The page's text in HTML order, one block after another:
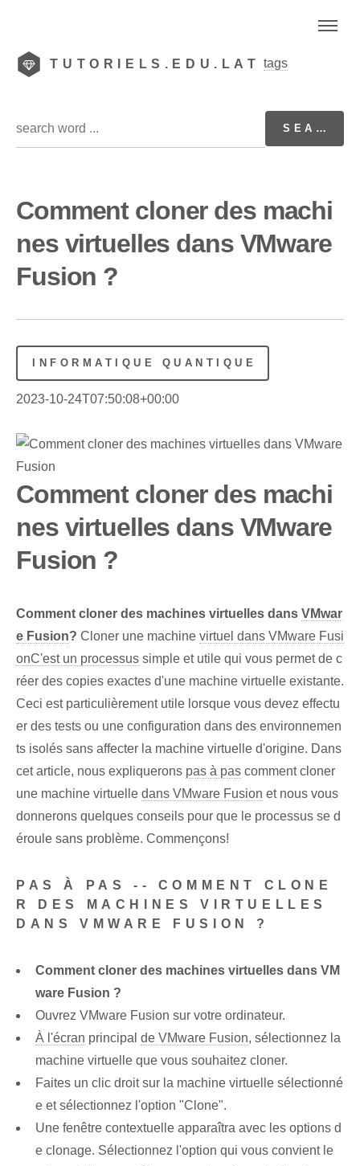
TUTORIELS.EDU.LAT tags
Comment cloner des machi
nes virtuelles dans VMware
Fusion ?
INFORMATIQUE QUANTIQUE
2023-10-24T07:50:08+00:00
Comment cloner des machi
nes virtuelles dans VMware
Fusion ?
Comment cloner des machines virtuelles dans VMwar
e Fusion? Cloner une machine virtuel dans VMware Fusi
onC'est un processus simple et utile qui vous permet de c
réer des copies exactes d'une machine virtuelle existante.
Ceci est particulièrement utile lorsque vous devez effectu
er des tests ou une configuration dans des environnemen
ts isolés sans affecter la machine virtuelle d'origine. Dans
cet article, nous expliquerons pas à pas comment cloner
une machine virtuelle dans VMware Fusion et nous vous
donnerons quelques conseils pour que le processus se d
éroule sans problème. Commençons!
PAS À PAS -- COMMENT CLONE
R DES MACHINES VIRTUELLES
DANS VMWARE FUSION ?
Comment cloner des machines virtuelles dans VM
ware Fusion ?
Ouvrez VMware Fusion sur votre ordinateur.
À l'écran principal de VMware Fusion, sélectionnez la
machine virtuelle que vous souhaitez cloner.
Faites un clic droit sur la machine virtuelle sélectionné
e et sélectionnez l'option "Clone".
Une fenêtre contextuelle apparaîtra avec les options d
e clonage. Sélectionnez l'option qui vous convient le